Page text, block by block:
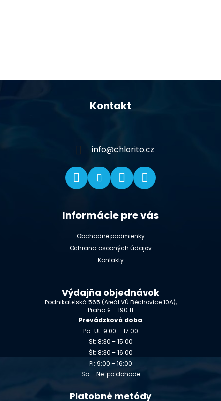
Z
Kontakt
info@chlorito.cz
Informácie pre vás
Obchodné podmienky
Ochrana osobných údajov
Kontakty
Výdajňa objednávok
Podnikatelská 565 (Areál VÚ Běchovice 10A),
Praha 9 – 190 11
Prevádzková doba
Po–Ut: 9:00 – 17:00
St: 8:30 – 15:00
Št: 8:30 – 16:00
Pi: 9:00 – 16:00
So – Ne: po dohode
Platobné metódy